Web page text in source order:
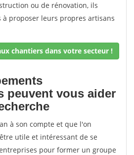
ou de rénovation, ils
à proposer leurs propres artisans
chantiers dans votre secteur !
peuvent vous aider
à son compte et que l'on
utile et intéressant de se
pour former un groupe